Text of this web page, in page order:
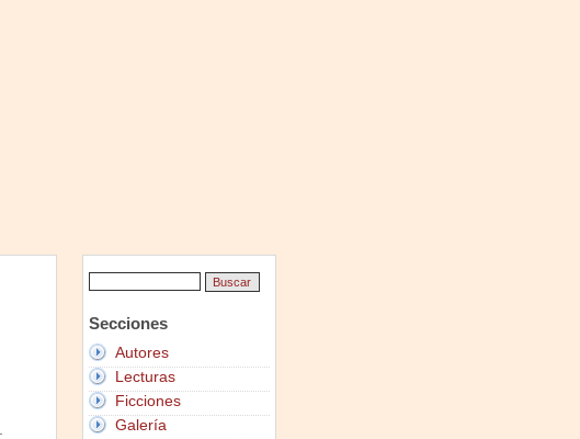
Secciones
Autores
Lecturas
Ficciones
Galería